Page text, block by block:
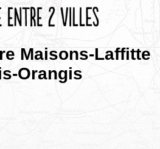
Maisons-Laffitte
Orangis